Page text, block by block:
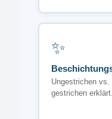
✨
Ungestrichen vs.
gestrichen erklärt.